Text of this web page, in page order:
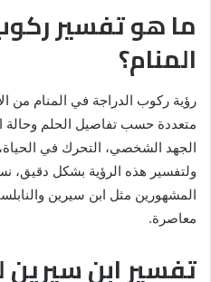
ما هو تفسير
المنام؟
رؤية ركوب الدراجة في المنام من
متعددة حسب تفاصيل الحلم وحالة
الجهد الشخصي، التحرك في
ولتفسير هذه الرؤية بشكل دقيق،
المشهورين مثل ابن سيرين
معاصرة.
تفسير ابن سيرين